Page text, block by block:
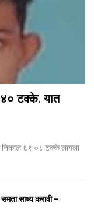
टक्के. यात
निकाल ६९:०८ टक्के लागला
समता साध्य करावी –